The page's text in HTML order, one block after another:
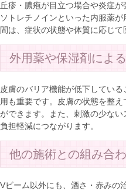
丘疹・膿疱が目立つ場合や炎症
ソトレチノインといった内服薬
間は、症状の状態や体質に応じて
外用薬や保湿剤によ
皮膚のバリア機能が低下してい
用も重要です。皮膚の状態を整
ができます。また、刺激の少な
負担軽減につながります。
他の施術との組み合
Vビーム以外にも、酒さ・赤みの